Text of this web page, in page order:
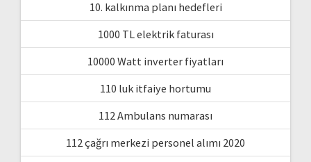
10. kalkınma planı hedefleri
1000 TL elektrik faturası
10000 Watt inverter fiyatları
110 luk itfaiye hortumu
112 Ambulans numarası
112 çağrı merkezi personel alımı 2020